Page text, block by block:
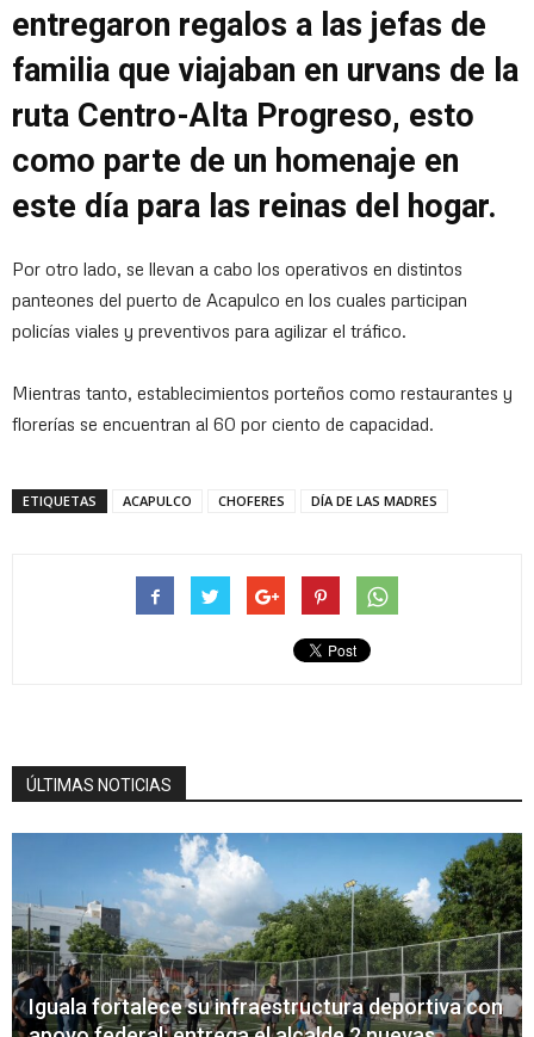
entregaron regalos a las jefas de
familia que viajaban en urvans de la
ruta Centro-Alta Progreso, esto
como parte de un homenaje en
este día para las reinas del hogar.
Por otro lado, se llevan a cabo los operativos en distintos
panteones del puerto de Acapulco en los cuales participan
policías viales y preventivos para agilizar el tráfico.
Mientras tanto, establecimientos porteños como restaurantes y
florerías se encuentran al 60 por ciento de capacidad.
ETIQUETAS ACAPULCO CHOFERES DÍA DE LAS MADRES
ÚLTIMAS NOTICIAS
Iguala fortalece su infraestructura deportiva con